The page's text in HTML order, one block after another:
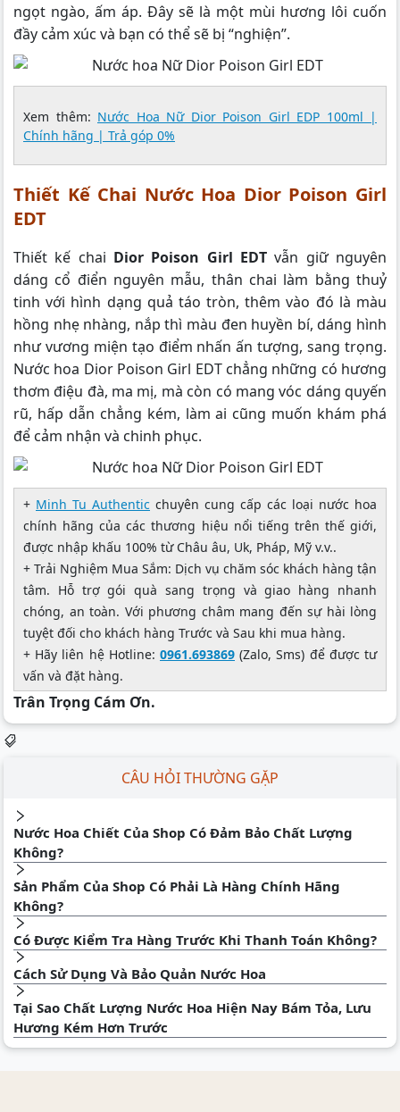
ngọt ngào, ấm áp. Đây sẽ là một mùi hương lôi cuốn
đầy cảm xúc và bạn có thể sẽ bị “nghiện”.
Xem thêm: Nước Hoa Nữ Dior Poison Girl EDP 100ml |
Chính hãng | Trả góp 0%
Thiết Kế Chai Nước Hoa Dior Poison Girl
EDT
Thiết kế chai Dior Poison Girl EDT vẫn giữ nguyên
dáng cổ điển nguyên mẫu, thân chai làm bằng thuỷ
tinh với hình dạng quả táo tròn, thêm vào đó là màu
hồng nhẹ nhàng, nắp thì màu đen huyền bí, dáng hình
như vương miện tạo điểm nhấn ấn tượng, sang trọng.
Nước hoa Dior Poison Girl EDT chẳng những có hương
thơm điệu đà, ma mị, mà còn có mang vóc dáng quyến
rũ, hấp dẫn chẳng kém, làm ai cũng muốn khám phá
để cảm nhận và chinh phục.
+ Minh Tu Authentic chuyên cung cấp các loại nước hoa
chính hãng của các thương hiệu nổi tiếng trên thế giới,
được nhập khấu 100% từ Châu âu, Uk, Pháp, Mỹ v.v..
+ Trải Nghiệm Mua Sắm: Dịch vụ chăm sóc khách hàng tận
tâm. Hỗ trợ gói quà sang trọng và giao hàng nhanh
chóng, an toàn. Với phương châm mang đến sự hài lòng
tuyệt đối cho khách hàng Trước và Sau khi mua hàng.
+ Hãy liên hệ Hotline: 0961.693869 (Zalo, Sms) để được tư
vấn và đặt hàng.
Trân Trọng Cám Ơn.
CÂU HỎI THƯỜNG GẶP
Nước Hoa Chiết Của Shop Có Đảm Bảo Chất Lượng
Không?
Sản Phẩm Của Shop Có Phải Là Hàng Chính Hãng
Không?
Có Được Kiểm Tra Hàng Trước Khi Thanh Toán Không?
Cách Sử Dụng Và Bảo Quản Nước Hoa
Tại Sao Chất Lượng Nước Hoa Hiện Nay Bám Tỏa, Lưu
Hương Kém Hơn Trước